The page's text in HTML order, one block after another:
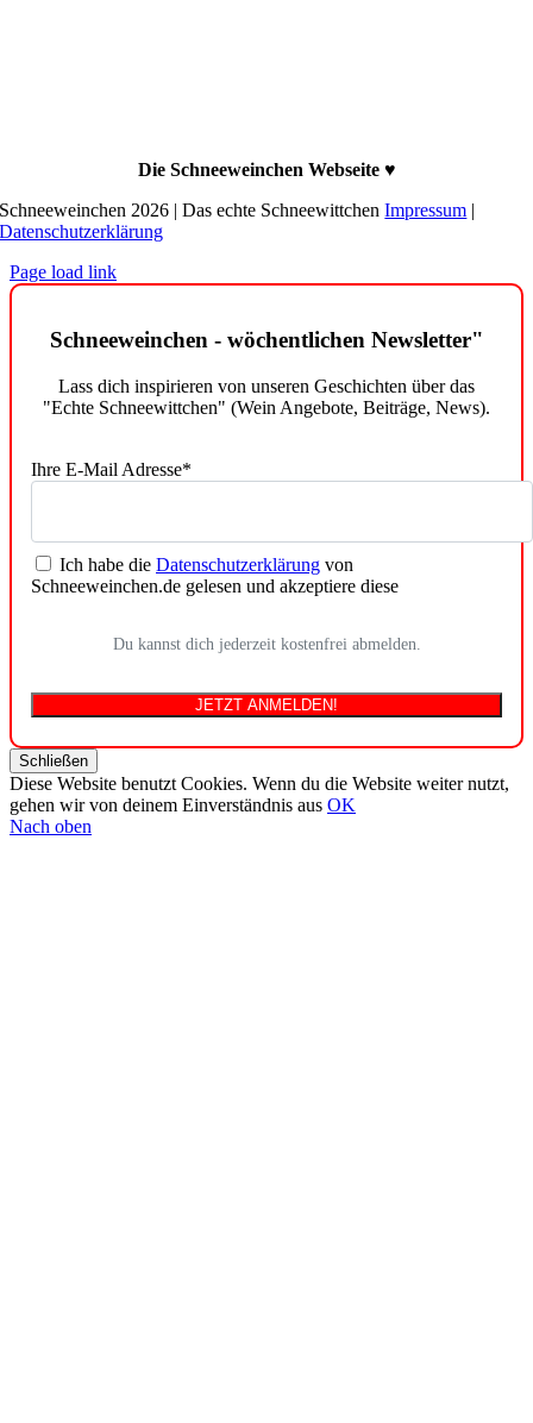
Die Schneeweinchen Webseite ♥
Schneeweinchen 2026 | Das echte SchneewittchenImpressum |
Datenschutzerklärung
Page load link
Schneeweinchen - wöchentlichen Newsletter"
Lass dich inspirieren von unseren Geschichten über das
"Echte Schneewittchen" (Wein Angebote, Beiträge, News).
Ihre E-Mail Adresse*
Ich habe die Datenschutzerklärung von
Schneeweinchen.de gelesen und akzeptiere diese
Du kannst dich jederzeit kostenfrei abmelden.
Schließen
Diese Website benutzt Cookies. Wenn du die Website weiter nutzt,
gehen wir von deinem Einverständnis aus OK
Nach oben